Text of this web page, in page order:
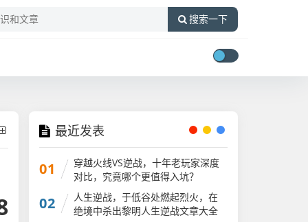
搜索一下
最近发表
01
穿越火线VS逆战，十年老玩家深度
对比，究竟哪个更值得入坑？
02
人生逆战，于低谷处燃起烈火，在
绝境中杀出黎明人生逆战文章大全